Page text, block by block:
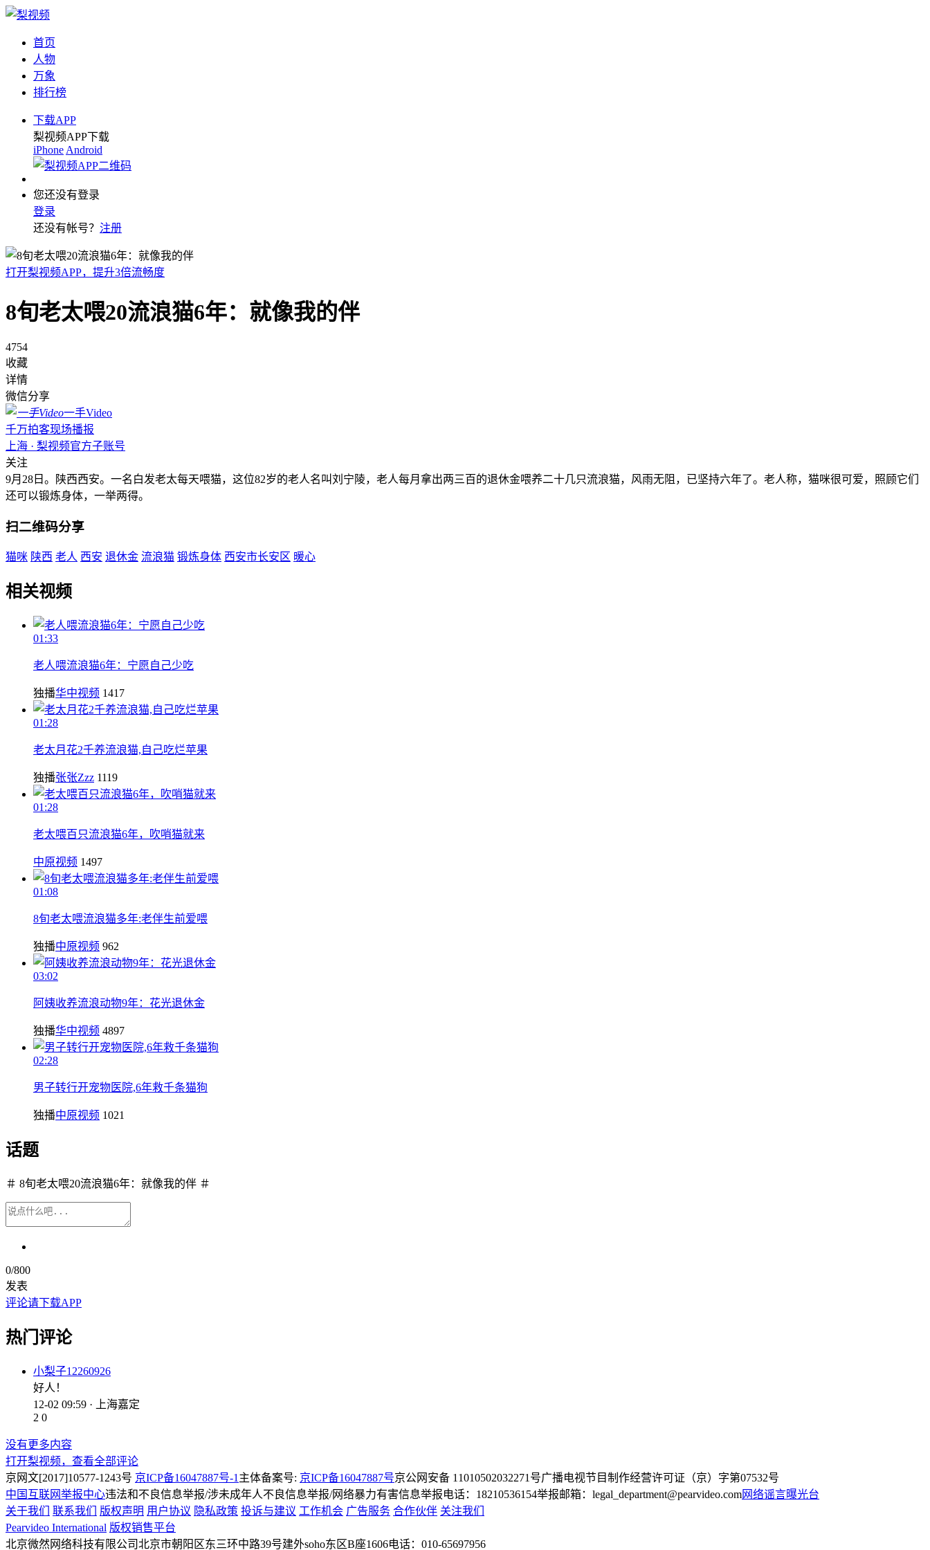
首页
人物
万象
排行榜
下载APP
梨视频APP下载
iPhone Android
您还没有登录
登录
还没有帐号？ 注册
打开梨视频APP，提升3倍流畅度
8旬老太喂20流浪猫6年：就像我的伴
4754
收藏
详情
微信分享
一手Video
千万拍客现场播报
上海 · 梨视频官方子账号
关注
9月28日。陕西西安。一名白发老太每天喂猫，这位82岁的老人名叫刘宁陵，老人每月拿出两三百的退休金喂养二十几只流浪猫，风雨无阻，已坚持六年了。老人称，猫咪很可爱，照顾它们
还可以锻炼身体，一举两得。
扫二维码分享
猫咪 陕西 老人 西安 退休金 流浪猫 锻炼身体 西安市长安区 暖心
相关视频
01:33
老人喂流浪猫6年：宁愿自己少吃
独播华中视频 1417
01:28
老太月花2千养流浪猫,自己吃烂苹果
独播张张Zzz 1119
01:28
老太喂百只流浪猫6年，吹哨猫就来
中原视频 1497
01:08
8旬老太喂流浪猫多年:老伴生前爱喂
独播中原视频 962
03:02
阿姨收养流浪动物9年：花光退休金
独播华中视频 4897
02:28
男子转行开宠物医院,6年救千条猫狗
独播中原视频 1021
话题
＃ 8旬老太喂20流浪猫6年：就像我的伴 ＃
0/800
发表
评论请下载APP
热门评论
小梨子12260926
好人！
12-02 09:59 · 上海嘉定
2 0
没有更多内容
打开梨视频，查看全部评论
京网文[2017]10577-1243号 京ICP备16047887号-1 主体备案号: 京ICP备16047887号京公网安备 11010502032271号广播电视节目制作经营许可证（京）字第07532号
中国互联网举报中心违法和不良信息举报/涉未成年人不良信息举报/网络暴力有害信息举报电话：18210536154举报邮箱：legal_department@pearvideo.com网络谣言曝光台
关于我们
联系我们 版权声明 用户协议 隐私政策 投诉与建议 工作机会 广告服务 合作伙伴 关注我们
Pearvideo International 版权销售平台
北京微然网络科技有限公司北京市朝阳区东三环中路39号建外soho东区B座1606电话：010-65697956